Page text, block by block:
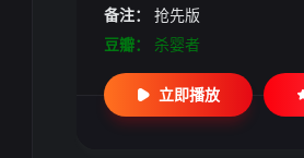
备注：
抢先版
豆瓣：
杀婴者
立即播放